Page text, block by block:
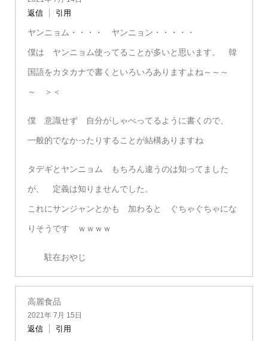
返信 引用
ヤンニョム・・・・ ヤンニョン・・・・・
僕は ヤンニョム使ってることが多いと思います。 韓
国語をカタカナで書くといろいろありますよね～～～
～ ＞＜
僕 意識せず 自分がしゃべってるように書くので、
一般的でなかったりすることが結構ありますね
タデギとヤンニョム もちろん違うのは知ってました
が、 定義は知りませんでした。
これにサンジャンとかも 加わると ぐちゃぐちゃにな
りそうです ｗｗｗｗ
駐在おやじ
高麗食品
2021年 7月 15日
返信 引用